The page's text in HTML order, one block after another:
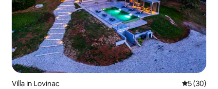
Villa in Lovinac
5 (30)